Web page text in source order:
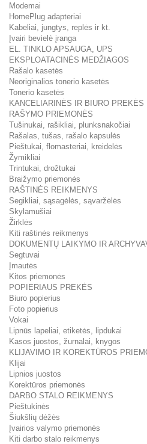
Modemai
HomePlug adapteriai
Kabeliai, jungtys, replės ir kt.
Įvairi bevielė įranga
EL. TINKLO APSAUGA, UPS
EKSPLOATACINĖS MEDŽIAGOS
Rašalo kasetės
Neoriginalios tonerio kasetės
Tonerio kasetės
KANCELIARINĖS IR BIURO PREKĖS
RAŠYMO PRIEMONĖS
Tušinukai, rašikliai, plunksnakočiai
Rašalas, tušas, rašalo kapsulės
Pieštukai, flomasteriai, kreidelės
Žymikliai
Trintukai, drožtukai
Braižymo priemonės
RAŠTINĖS REIKMENYS
Segikliai, sąsagėlės, sąvaržėlės
Skylamušiai
Žirklės
Kiti raštinės reikmenys
DOKUMENTŲ LAIKYMO IR
Segtuvai
Įmautės
Kitos priemonės
POPIERIAUS PREKĖS
Biuro popierius
Foto popierius
Vokai
Lipnūs lapeliai, etiketės, lipdukai
Kasos juostos, žurnalai, knygos
KLIJAVIMO IR KOREKTŪROS
Klijai
Lipnios juostos
Korektūros priemonės
DARBO STALO REIKMENYS
Pieštukinės
Šiukšlių dėžės
Įvairios valymo priemonės
Kiti darbo stalo reikmenys